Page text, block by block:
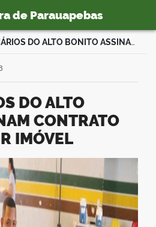
de Parauapebas
BENEFICIÁRIOS DO ALTO BONITO ASSINAM CONTRATO PARA RECEBER IMÓVEL
CONTRATO
IMÓVEL